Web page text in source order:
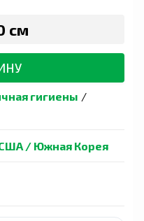
сӯм
гигиены /
/ Южная Корея